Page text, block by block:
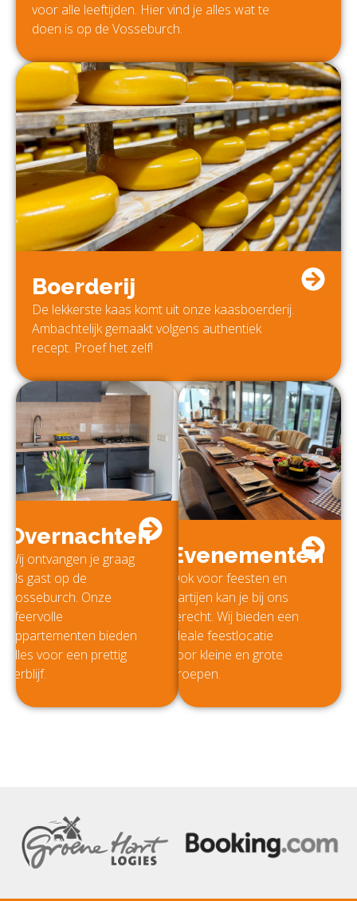
voor alle leeftijden. Hier vind je alles wat te
doen is op de Vosseburch.
Boerderij
De lekkerste kaas komt uit onze kaasboerderij.
Ambachtelijk gemaakt volgens authentiek
recept. Proef het zelf!
Overnachten
Wij ontvangen je graag
als gast op de
Vosseburch. Onze
sfeervolle
appartementen bieden
alles voor een prettig
verblijf.
Evenementen
Ook voor feesten en
partijen kan je bij ons
terecht. Wij bieden een
ideale feestlocatie
voor kleine en grote
groepen.